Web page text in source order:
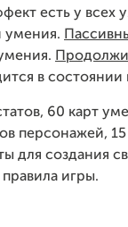
есть у всех
умения.
в состоянии
60 карт
персонажей,
для создания
игры.